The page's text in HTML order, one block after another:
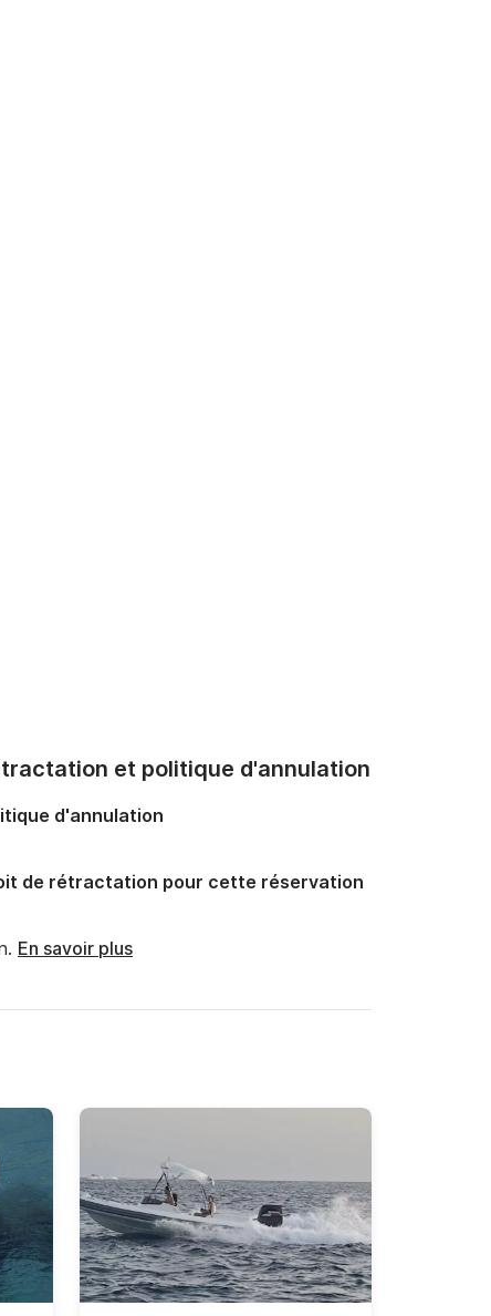
et politique d'annulation
d'annulation
de rétractation pour cette réservation
En savoir plus